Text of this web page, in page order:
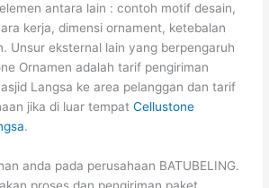
antara lain : contoh motif desain,
kerja, dimensi ornament, ketebalan
Unsur eksternal lain yang berpengaruh
Ornamen adalah tarif pengiriman
Langsa ke area pelanggan dan tarif
jika di luar tempatCellustone
.
anda pada perusahaan BATUBELING.